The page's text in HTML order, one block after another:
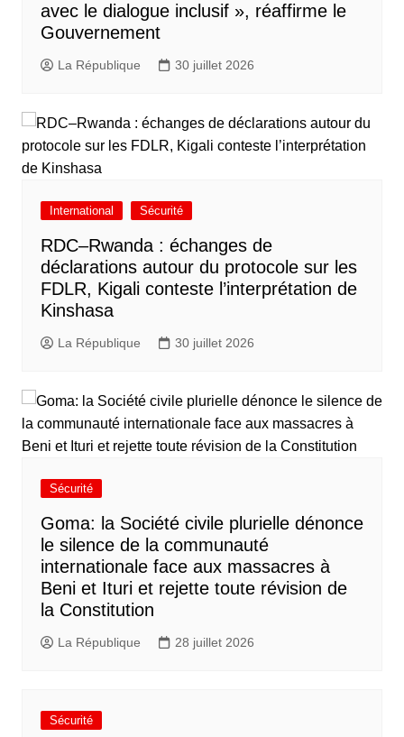
avec le dialogue inclusif », réaffirme le
Gouvernement
La République 30 juillet 2026
International Sécurité
RDC–Rwanda : échanges de
déclarations autour du protocole sur les
FDLR, Kigali conteste l’interprétation de
Kinshasa
La République 30 juillet 2026
Sécurité
Goma: la Société civile plurielle dénonce
le silence de la communauté
internationale face aux massacres à
Beni et Ituri et rejette toute révision de
la Constitution
La République 28 juillet 2026
Sécurité